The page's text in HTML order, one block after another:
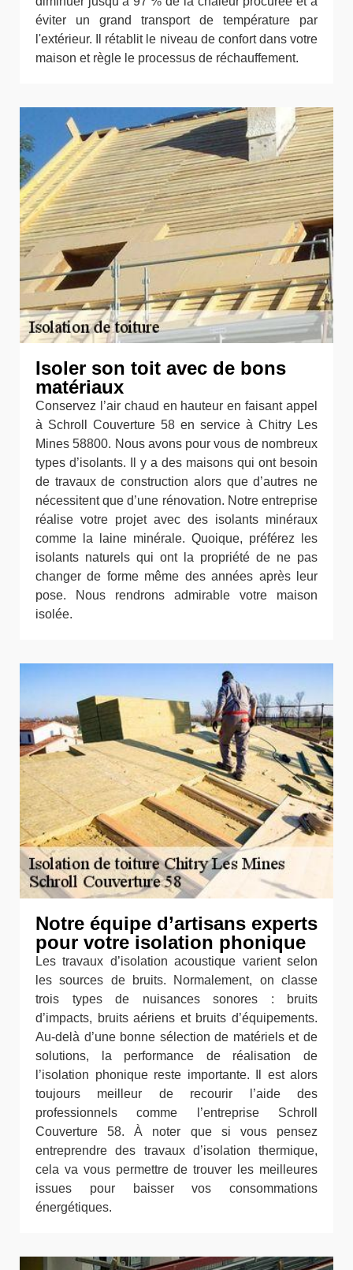
éviter un grand transport de température par
l'extérieur. Il rétablit le niveau de confort dans votre
maison et règle le processus de réchauffement.
Isoler son toit avec de bons
matériaux
Conservez l’air chaud en hauteur en faisant appel
à Schroll Couverture 58 en service à Chitry Les
Mines 58800. Nous avons pour vous de nombreux
types d’isolants. Il y a des maisons qui ont besoin
de travaux de construction alors que d’autres ne
nécessitent que d’une rénovation. Notre entreprise
réalise votre projet avec des isolants minéraux
comme la laine minérale. Quoique, préférez les
isolants naturels qui ont la propriété de ne pas
changer de forme même des années après leur
pose. Nous rendrons admirable votre maison
isolée.
Notre équipe d’artisans experts
pour votre isolation phonique
Les travaux d’isolation acoustique varient selon
les sources de bruits. Normalement, on classe
trois types de nuisances sonores : bruits
d’impacts, bruits aériens et bruits d’équipements.
Au-delà d’une bonne sélection de matériels et de
solutions, la performance de réalisation de
l’isolation phonique reste importante. Il est alors
toujours meilleur de recourir l’aide des
professionnels comme l’entreprise Schroll
Couverture 58. À noter que si vous pensez
entreprendre des travaux d’isolation thermique,
cela va vous permettre de trouver les meilleures
issues pour baisser vos consommations
énergétiques.